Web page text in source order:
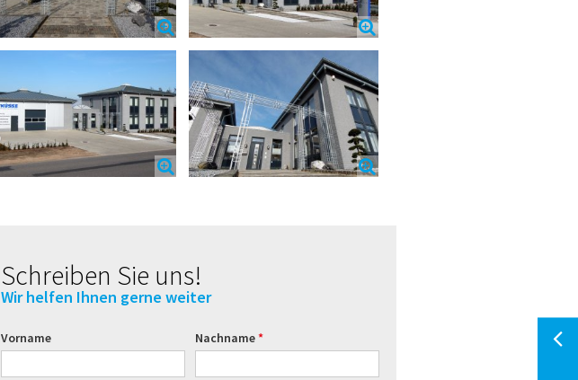
Schreiben Sie uns!
Wir helfen Ihnen gerne weiter
Vorname Nachname